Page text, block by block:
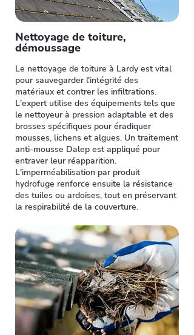
Nettoyage de toiture,
démoussage
Le nettoyage de toiture à Lardy est vital
pour sauvegarder l'intégrité des
matériaux et contrer les infiltrations.
L'expert utilise des équipements tels que
le nettoyeur à pression adaptable et des
brosses spécifiques pour éradiquer
mousses, lichens et algues. Un traitement
anti-mousse Dalep est appliqué pour
entraver leur réapparition.
L'imperméabilisation par produit
hydrofuge renforce ensuite la résistance
des tuiles ou ardoises, tout en préservant
la respirabilité de la couverture.